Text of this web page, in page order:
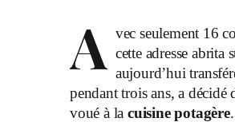
A vec seulement 16
cette adresse abrita
aujourd’hui
pendant trois ans, a décidé
voué à la cuisine potagère.